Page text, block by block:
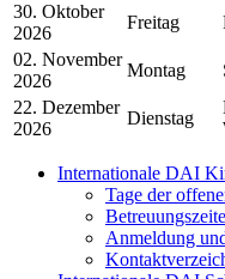
30. Oktober
2026
Freitag
02. November
2026
Montag
22. Dezember
2026
Dienstag
Internationale DAI
Tage der
Anmeldung